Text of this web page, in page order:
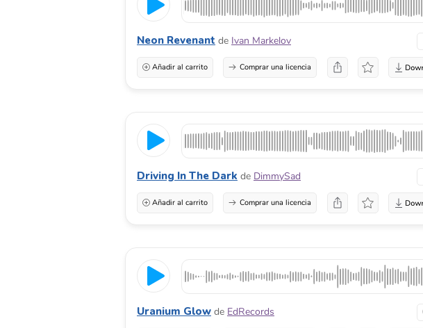
Neon Revenant de Ivan Markelov
Añadir al carrito Comprar una licencia
Driving In The Dark de DimmySad
Añadir al carrito Comprar una licencia
Uranium Glow de EdRecords